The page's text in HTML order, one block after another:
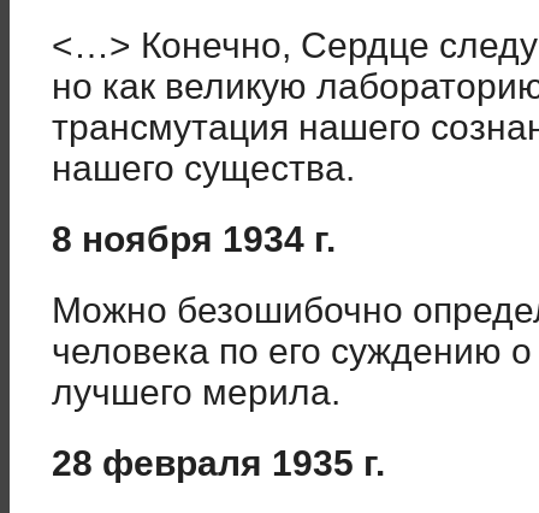
<…> Конечно, Сердце
но как великую
трансмутация нашего
нашего существа.
8 ноября 1934 г.
Можно безошибочно
человека по его суждению
лучшего мерила.
28 февраля 1935 г.